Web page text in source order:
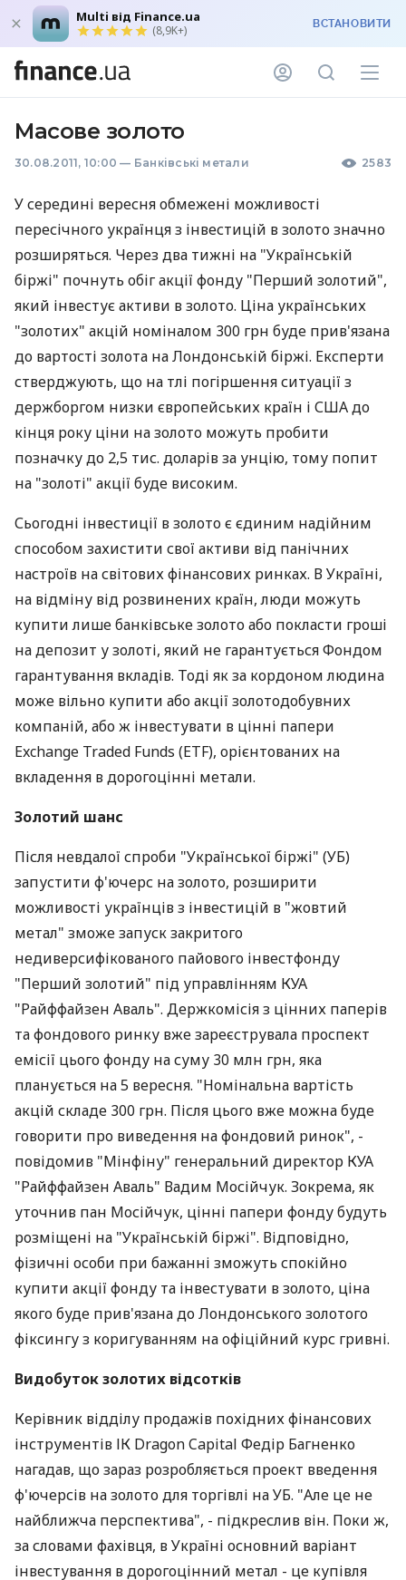
Multi від Finance.ua
(8,9K+) ВСТАНОВИТИ
Масове золото
30.08.2011, 10:00 — Банківські метали 2583
У середині вересня обмежені можливості
пересічного українця з інвестицій в золото значно
розширяться. Через два тижні на "Українській
біржі" почнуть обіг акції фонду "Перший золотий",
який інвестує активи в золото. Ціна українських
"золотих" акцій номіналом 300 грн буде прив'язана
до вартості золота на Лондонській біржі. Експерти
стверджують, що на тлі погіршення ситуації з
держборгом низки європейських країн і США до
кінця року ціни на золото можуть пробити
позначку до 2,5 тис. доларів за унцію, тому попит
на "золоті" акції буде високим.
Сьогодні інвестиції в золото є єдиним надійним
способом захистити свої активи від панічних
настроїв на світових фінансових ринках. В Україні,
на відміну від розвинених країн, люди можуть
купити лише банківське золото або покласти гроші
на депозит у золоті, який не гарантується Фондом
гарантування вкладів. Тоді як за кордоном людина
може вільно купити або акції золотодобувних
компаній, або ж інвестувати в цінні папери
Exchange Traded Funds (ETF), орієнтованих на
вкладення в дорогоцінні метали.
Золотий шанс
Після невдалої спроби "Української біржі" (УБ)
запустити ф'ючерс на золото, розширити
можливості українців з інвестицій в "жовтий
метал" зможе запуск закритого
недиверсифікованого пайового інвестфонду
"Перший золотий" під управлінням КУА
"Райффайзен Аваль". Держкомісія з цінних паперів
та фондового ринку вже зареєструвала проспект
емісії цього фонду на суму 30 млн грн, яка
планується на 5 вересня. "Номінальна вартість
акцій складе 300 грн. Після цього вже можна буде
говорити про виведення на фондовий ринок", -
повідомив "Мінфіну" генеральний директор КУА
"Райффайзен Аваль" Вадим Мосійчук. Зокрема, як
уточнив пан Мосійчук, цінні папери фонду будуть
розміщені на "Українській біржі". Відповідно,
фізичні особи при бажанні зможуть спокійно
купити акції фонду та інвестувати в золото, ціна
якого буде прив'язана до Лондонського золотого
фіксингу з коригуванням на офіційний курс гривні.
Видобуток золотих відсотків
Керівник відділу продажів похідних фінансових
інструментів ІК Dragon Capital Федір Багненко
нагадав, що зараз розробляється проект введення
ф'ючерсів на золото для торгівлі на УБ. "Але це не
найближча перспектива", - підкреслив він. Поки ж,
за словами фахівця, в Україні основний варіант
інвестування в дорогоцінний метал - це купівля